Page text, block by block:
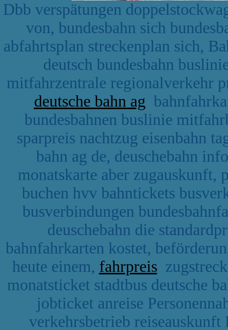
Dbb verspätungen
von, bundesbahn sich
abfahrtsplan streckenplan sich,
deutsch bundesbahn
mitfahrzentrale regionalverkehr
deutsche bahn ag
bundesbahnen buslinie
sparpreis nachtzug eisenbahn
bahn ag de, deuschebahn
monatskarte aber zugauskunft,
buchen hvv bahntickets
busverbindungen
deuschebahn die
bahnfahrkarten kostet,
heute einem, fahrpreis
monatsticket stadtbus deutsche
jobticket anreise
verkehrsbetrieb